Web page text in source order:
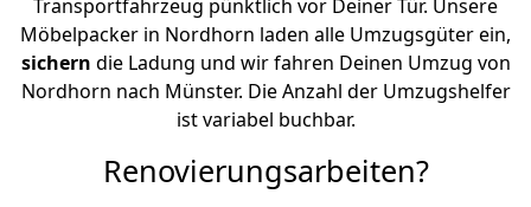
Transportfahrzeug pünktlich vor Deiner Tür. Unsere
Möbelpacker in Nordhorn laden alle Umzugsgüter ein,
sichern die Ladung und wir fahren Deinen Umzug von
Nordhorn nach Münster. Die Anzahl der Umzugshelfer
ist variabel buchbar.
Renovierungsarbeiten?